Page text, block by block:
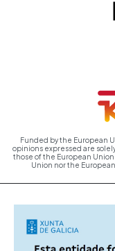
Funded by the European
opinions expressed are
those of the European
Union nor the